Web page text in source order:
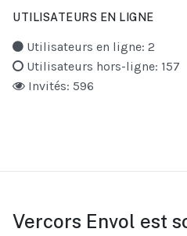
UTILISATEURS EN LIGNE
Utilisateurs en ligne: 2
Utilisateurs hors-ligne: 157
Invités: 596
Vercors Envol est